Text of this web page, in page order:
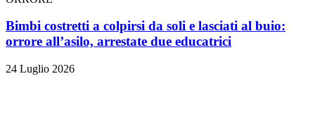
Bimbi costretti a colpirsi da soli e lasciati al buio:
orrore all’asilo, arrestate due educatrici
24 Luglio 2026